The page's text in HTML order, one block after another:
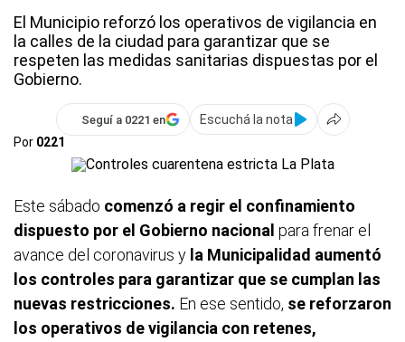
El Municipio reforzó los operativos de vigilancia en
la calles de la ciudad para garantizar que se
respeten las medidas sanitarias dispuestas por el
Gobierno.
Seguí a 0221 en
Escuchá la nota
Por 0221
Este sábado comenzó a regir el confinamiento
dispuesto por el Gobierno nacional para frenar el
avance del coronavirus y la Municipalidad aumentó
los controles para garantizar que se cumplan las
nuevas restricciones. En ese sentido, se reforzaron
los operativos de vigilancia con retenes,